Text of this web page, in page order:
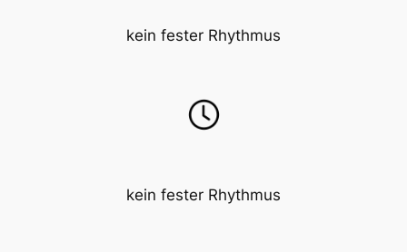
kein fester Rhythmus
kein fester Rhythmus